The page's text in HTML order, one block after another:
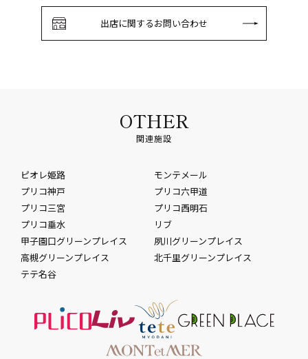
出店に関するお問い合わせ
OTHER
関連施設
ピオレ姫路
モンテメール
プリコ神戸
プリコ六甲道
プリコ三宮
プリコ西明石
プリコ垂水
リブ
甲子園口グリーンプレイス
夙川グリーンプレイス
高槻グリーンプレイス
北千里グリーンプレイス
テテ名谷